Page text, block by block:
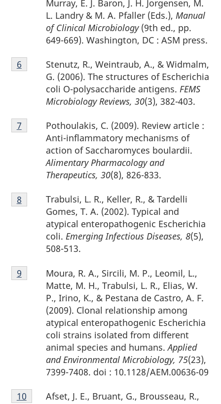
Murray, E. J. Baron, J. H. Jorgensen, M.
L. Landry & M. A. Pfaller (Eds.), Manual
of Clinical Microbiology(9th ed., pp.
649-669). Washington, DC : ASM press.
Notes
de
6
Stenutz, R., Weintraub, A., & Widmalm,
G. (2006). The structures of Escherichia
coli O-polysaccharide antigens. FEMS
Microbiology Reviews, 30(3), 382-403.
Retour à la référence de la note de bas de page
6
Notes
de
Pothoulakis, C. (2009). Review article :
Anti-inflammatory mechanisms of
action of Saccharomyces boulardii.
Alimentary Pharmacology and
Therapeutics, 30(8), 826-833.
Retour à la référence de la note de bas de page
7
Notes
de
Trabulsi, L. R., Keller, R., & Tardelli
Gomes, T. A. (2002). Typical and
atypical enteropathogenic Escherichia
coli. Emerging Infectious Diseases, 8(5),
508-513.
Retour à la référence de la note de bas de page
8
Notes
de
Moura, R. A., Sircili, M. P., Leomil, L.,
Matte, M. H., Trabulsi, L. R., Elias, W.
P., Irino, K., & Pestana de Castro, A. F.
(2009). Clonal relationship among
atypical enteropathogenic Escherichia
coli strains isolated from different
animal species and humans.Applied
and Environmental Microbiology, 75(23),
7399-7408. doi : 10.1128/AEM.00636-09
Retour à la référence de la note de bas de page
9
Notes
Afset, J. E., Bruant, G., Brousseau, R.,
Retour à la référence de la note de bas de page
10